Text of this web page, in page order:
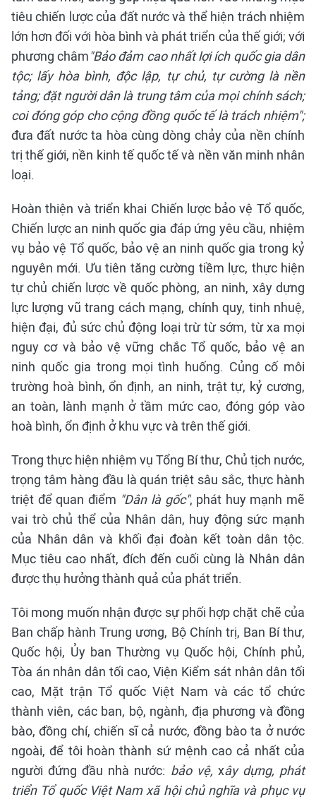
tiêu chiến lược của đất nước và thể hiện trách nhiệm
lớn hơn đối với hòa bình và phát triển của thế giới; với
phương châm"Bảo đảm cao nhất lợi ích quốc gia dân
tộc; lấy hòa bình, độc lập, tự chủ, tự cường là nền
tảng; đặt người dân là trung tâm của mọi chính sách;
coi đóng góp cho cộng đồng quốc tế là trách nhiệm";
đưa đất nước ta hòa cùng dòng chảy của nền chính
trị thế giới, nền kinh tế quốc tế và nền văn minh nhân
loại.
Hoàn thiện và triển khai Chiến lược bảo vệ Tổ quốc,
Chiến lược an ninh quốc gia đáp ứng yêu cầu, nhiệm
vụ bảo vệ Tổ quốc, bảo vệ an ninh quốc gia trong kỷ
nguyên mới. Ưu tiên tăng cường tiềm lực, thực hiện
tự chủ chiến lược về quốc phòng, an ninh, xây dựng
lực lượng vũ trang cách mạng, chính quy, tinh nhuệ,
hiện đại, đủ sức chủ động loại trừ từ sớm, từ xa mọi
nguy cơ và bảo vệ vững chắc Tổ quốc, bảo vệ an
ninh quốc gia trong mọi tình huống. Củng cố môi
trường hoà bình, ổn định, an ninh, trật tự, kỷ cương,
an toàn, lành mạnh ở tầm mức cao, đóng góp vào
hoà bình, ổn định ở khu vực và trên thế giới.
Trong thực hiện nhiệm vụ Tổng Bí thư, Chủ tịch nước,
trọng tâm hàng đầu là quán triệt sâu sắc, thực hành
triệt để quan điểm "Dân là gốc", phát huy mạnh mẽ
vai trò chủ thể của Nhân dân, huy động sức mạnh
của Nhân dân và khối đại đoàn kết toàn dân tộc.
Mục tiêu cao nhất, đích đến cuối cùng là Nhân dân
được thụ hưởng thành quả của phát triển.
Tôi mong muốn nhận được sự phối hợp chặt chẽ của
Ban chấp hành Trung ương, Bộ Chính trị, Ban Bí thư,
Quốc hội, Ủy ban Thường vụ Quốc hội, Chính phủ,
Tòa án nhân dân tối cao, Viện Kiểm sát nhân dân tối
cao, Mặt trận Tổ quốc Việt Nam và các tổ chức
thành viên, các ban, bộ, ngành, địa phương và đồng
bào, đồng chí, chiến sĩ cả nước, đồng bào ta ở nước
ngoài, để tôi hoàn thành sứ mệnh cao cả nhất của
người đứng đầu nhà nước: bảo vệ, xây dựng, phát
triển Tổ quốc Việt Nam xã hội chủ nghĩa và phục vụ